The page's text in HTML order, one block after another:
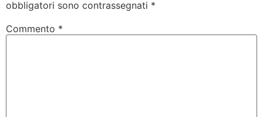
obbligatori sono contrassegnati *
Commento *